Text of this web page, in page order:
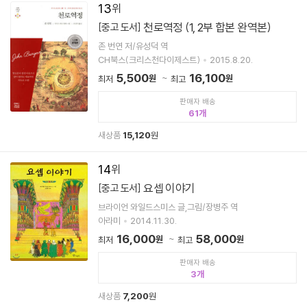
13
[중고 도서] 천로역정 (1, 2부 합본 완역본)
존 번연 저/유성덕 역
CH북스(크리스천다이제스트)
2015.8.20.
최저 5,500원 최고 16,100원
판매자 배송
61
새상품 15,120원
14
[중고 도서] 요셉 이야기
브라이언 와일드스미스 글,그림/장병주 역
아라미
2014.11.30.
최저 16,000원 최고 58,000원
판매자 배송
3
새상품 7,200원